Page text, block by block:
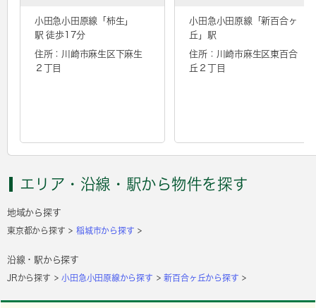
小田急小田原線「 柿生 」
駅 徒歩17分
住所：川崎市麻生区下麻生
２丁目
小田急小田原線「新百合ヶ
丘 」駅
住所：川崎市麻生区東百合
丘２丁目
エリア・沿線・駅から物件を探す
地域から探す
東京都から探す 稲城市から探す
沿線・駅から探す
JRから探す 小田急小田原線から探す 新百合ヶ丘から探す